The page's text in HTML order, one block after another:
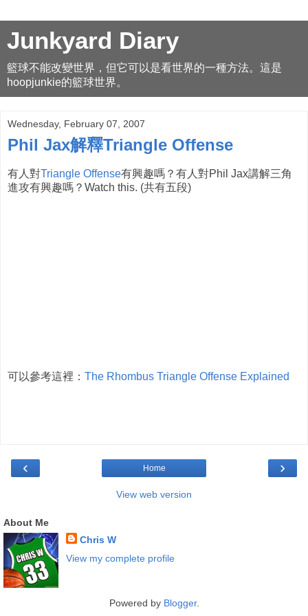
Junkyard Diary
籃球不能改變世界，但它可以是看世界的一種方法。這是
hoopjunkie的籃球世界。
Wednesday, February 07, 2007
Phil Jax解釋Triangle Offense
有人對Triangle Offense有興趣嗎？有人對Phil Jax講解三角
進攻有興趣嗎？Watch this. (共有五段)
可以參考這裡： The Rhombus Triangle Offense Explained
‹ ›
Home
View web version
About Me
Chris W
View my complete profile
Powered by Blogger.